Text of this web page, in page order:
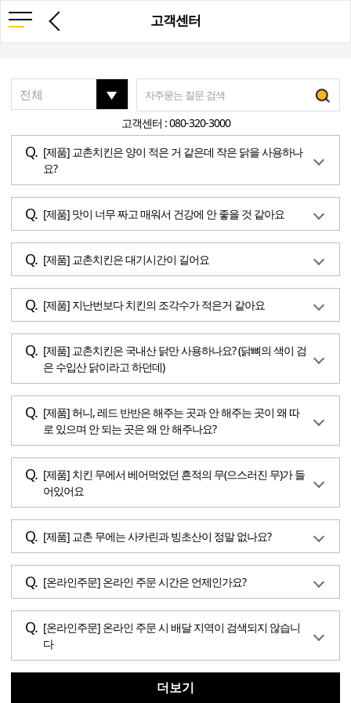
고객센터
고객센터 : 080-320-3000
[제품] 교촌치킨은 양이 적은 거 같은데 작은 닭을 사용하나
요?
[제품] 맛이 너무 짜고 매워서 건강에 안 좋을 것 같아요
[제품] 교촌치킨은 대기시간이 길어요
[제품] 지난번보다 치킨의 조각수가 적은거 같아요
[제품] 교촌치킨은 국내산 닭만 사용하나요? (닭뼈의 색이 검
은 수입산 닭이라고 하던데)
[제품] 허니, 레드 반반은 해주는 곳과 안 해주는 곳이 왜 따
로 있으며 안 되는 곳은 왜 안 해주나요?
[제품] 치킨 무에서 베어먹었던 흔적의 무(으스러진 무)가 들
어있어요
[제품] 교촌 무에는 사카린과 빙초산이 정말 없나요?
[온라인주문] 온라인 주문 시간은 언제인가요?
[온라인주문] 온라인 주문 시 배달 지역이 검색되지 않습니
다
더보기